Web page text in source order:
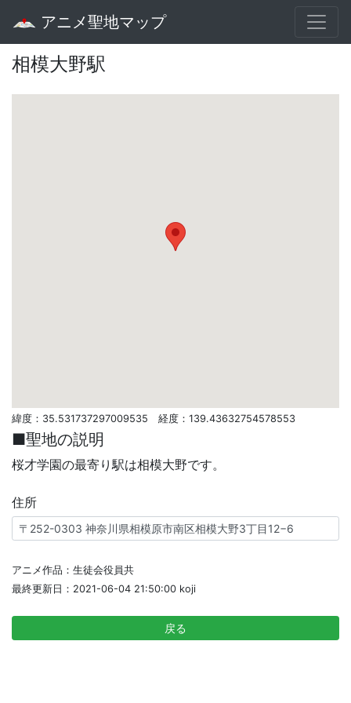
アニメ聖地マップ
相模大野駅
緯度：35.531737297009535 経度：139.43632754578553
■聖地の説明
桜才学園の最寄り駅は相模大野です。
住所
アニメ作品：生徒会役員共
最終更新日：2021-06-04 21:50:00 koji
戻る